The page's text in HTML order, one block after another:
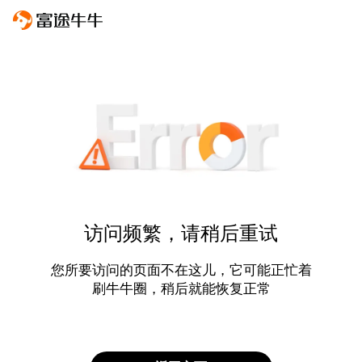
访问频繁，请稍后重试
您所要访问的页面不在这儿，它可能正忙着
刷牛牛圈，稍后就能恢复正常